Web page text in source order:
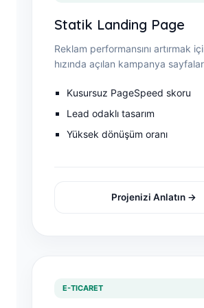
Statik Landing Page
Reklam performansını artırmak
hızında açılan kampanya
Kusursuz PageSpeed skoru
Lead odaklı tasarım
Yüksek dönüşüm oranı
Projenizi Anlatın →
E-TICARET